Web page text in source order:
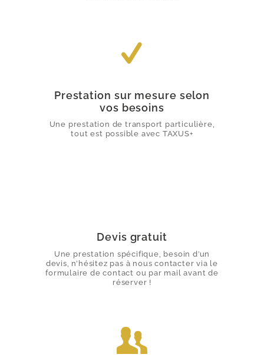
TRANSFERTS AÉROPORT
MISE À DISPOSITION
Prestation sur mesure selon
vos besoins
Une prestation de transport particulière,
tout est possible avec TAXUS+
Devis gratuit
Une prestation spécifique, besoin d’un
devis, n’hésitez pas à nous contacter via le
formulaire de contact ou par mail avant de
réserver !